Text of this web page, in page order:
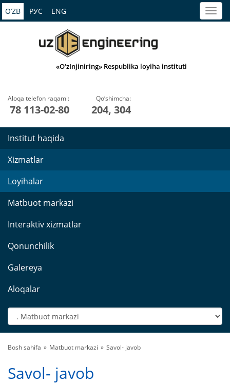
O’ZB РУС ENG
«O‘zInjiniring» Respublika loyiha instituti
Aloqa telefon raqami:
78 113-02-80
Qo‘shimcha:
204, 304
Institut haqida
Xizmatlar
Loyihalar
Matbuot markazi
Interaktiv xizmatlar
Qonunchilik
Galereya
Aloqalar
Bosh sahifa Matbuot markazi Savol- javob
Savol- javob